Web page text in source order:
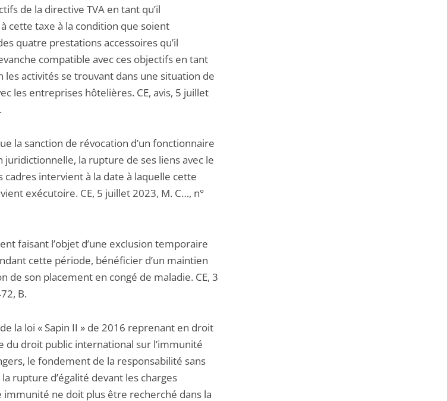
de la directive TVA en tant qu’il
cette taxe à la condition que soient
quatre prestations accessoires qu’il
compatible avec ces objectifs en tant
les activités se trouvant dans une situation de
les entreprises hôtelières. CE, avis, 5 juillet
la sanction de révocation d’un fonctionnaire
la rupture de ses liens avec le
cadres intervient à la date à laquelle cette
exécutoire. CE, 5 juillet 2023, M. C…, n°
faisant l’objet d’une exclusion temporaire
cette période, bénéficier d’un maintien
de son placement en congé de maladie. CE, 3
B.
la loi « Sapin II » de 2016 reprenant en droit
du droit public international sur l’immunité
le fondement de la responsabilité sans
rupture d’égalité devant les charges
immunité ne doit plus être recherché dans la